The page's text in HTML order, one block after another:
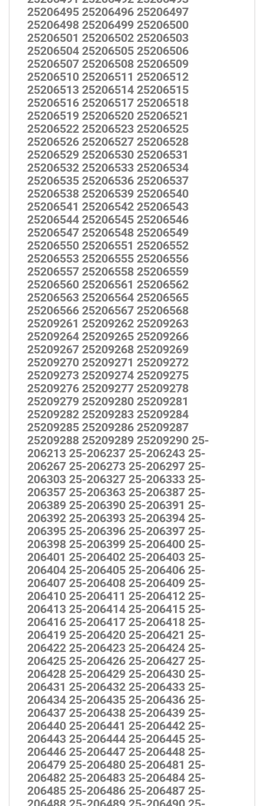
25206495 25206496 25206497
25206498 25206499 25206500
25206501 25206502 25206503
25206504 25206505 25206506
25206507 25206508 25206509
25206510 25206511 25206512
25206513 25206514 25206515
25206516 25206517 25206518
25206519 25206520 25206521
25206522 25206523 25206525
25206526 25206527 25206528
25206529 25206530 25206531
25206532 25206533 25206534
25206535 25206536 25206537
25206538 25206539 25206540
25206541 25206542 25206543
25206544 25206545 25206546
25206547 25206548 25206549
25206550 25206551 25206552
25206553 25206555 25206556
25206557 25206558 25206559
25206560 25206561 25206562
25206563 25206564 25206565
25206566 25206567 25206568
25209261 25209262 25209263
25209264 25209265 25209266
25209267 25209268 25209269
25209270 25209271 25209272
25209273 25209274 25209275
25209276 25209277 25209278
25209279 25209280 25209281
25209282 25209283 25209284
25209285 25209286 25209287
25209288 25209289 25209290 25-
206213 25-206237 25-206243 25-
206267 25-206273 25-206297 25-
206303 25-206327 25-206333 25-
206357 25-206363 25-206387 25-
206389 25-206390 25-206391 25-
206392 25-206393 25-206394 25-
206395 25-206396 25-206397 25-
206398 25-206399 25-206400 25-
206401 25-206402 25-206403 25-
206404 25-206405 25-206406 25-
206407 25-206408 25-206409 25-
206410 25-206411 25-206412 25-
206413 25-206414 25-206415 25-
206416 25-206417 25-206418 25-
206419 25-206420 25-206421 25-
206422 25-206423 25-206424 25-
206425 25-206426 25-206427 25-
206428 25-206429 25-206430 25-
206431 25-206432 25-206433 25-
206434 25-206435 25-206436 25-
206437 25-206438 25-206439 25-
206440 25-206441 25-206442 25-
206443 25-206444 25-206445 25-
206446 25-206447 25-206448 25-
206479 25-206480 25-206481 25-
206482 25-206483 25-206484 25-
206485 25-206486 25-206487 25-